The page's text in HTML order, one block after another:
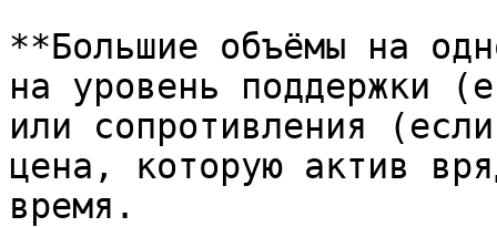
**Большие объёмы на
на уровень поддержки
или сопротивления
цена, которую актив
время.